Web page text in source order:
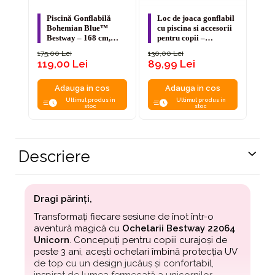
Piscină Gonflabilă
Bohemian Blue™
Bestway – 168 cm,
175,00 Lei
119,00 Lei
Adauga in cos
Ultimul produs in
stoc
Loc de joaca gonflabil
cu piscina si accesorii
pentru copii –
Bestway
130,00 Lei
89,99 Lei
Adauga in cos
Ultimul produs in
stoc
Descriere
Dragi părinți,
Transformați fiecare sesiune de înot într-o
aventură magică cu Ochelarii Bestway 22064
Unicorn . Concepuți pentru copiii curajoși de
peste 3 ani, acești ochelari îmbină protecția UV
de top cu un design jucăuș și confortabil,